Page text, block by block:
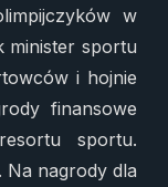
w
minister sportu
i hojnie
finansowe
sportu.
Na nagrody dla